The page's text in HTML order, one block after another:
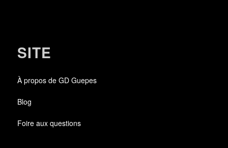
SITE
À propos de GD Guepes
Blog
Foire aux questions